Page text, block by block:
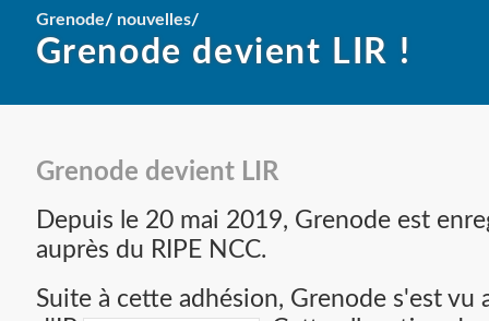
Grenode/ nouvelles/
Grenode devient LIR !
Grenode devient LIR
Depuis le 20 mai 2019, Grenode est
auprès du RIPE NCC.
Suite à cette adhésion, Grenode s'est vu